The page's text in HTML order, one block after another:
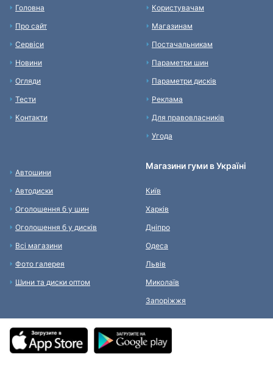
Головна
Про сайт
Сервіси
Новини
Огляди
Тести
Контакти
Користувачам
Магазинам
Постачальникам
Параметри шин
Параметри дисків
Реклама
Для правовласників
Угода
Автошини
Автодиски
Оголошення б у шин
Оголошення б у дисків
Всі магазини
Фото галерея
Шини та диски оптом
Магазини гуми в Україні
Київ
Харків
Дніпро
Одеса
Львів
Миколаїв
Запоріжжя